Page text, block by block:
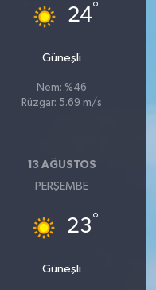
24°
Güneşli
Nem: %46
Rüzgar: 5.69 m/s
13 AĞUSTOS
PERŞEMBE
23°
Güneşli